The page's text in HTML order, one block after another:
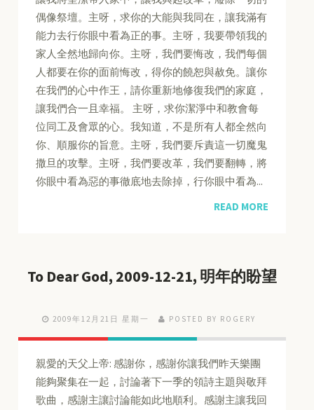
偶像祭壇。主呀，求你的大能與我同在，讓我滿有
能力去行你眼中看為正的事。主呀，我要帶領我的
家人全然地歸向你。主呀，我們要悔改，我們每個
人都要在你的面前悔改，得你的饒恕與赦免。讓你
在我們的心中作王，請你重新地修復我們的家庭，
讓我們合一且幸福。 主呀，求你潔淨中和教會每
位同工及會眾的心。我知道，不是所有人都全然向
你、順服你的旨意。主呀，我們要斥責這一切魔鬼
撒旦的攻擊。主呀，我們要改革，我們要翻轉，將
你眼中看為惡的事徹底地去除掉，行你眼中看為...
READ MORE
To Dear God, 2009-12-21, 明年的盼望
2009年12月21日 星期一 POSTED BY ROGERY
親愛的天父上帝: 感謝你，感謝你讓我們昨天樂團
能夠聚集在一起，討論著下一季的領詩主題與敬拜
歌曲，感謝主讓討論能如此地順利。感謝主讓我回